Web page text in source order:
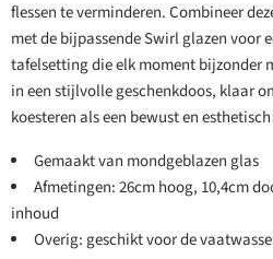
flessen te verminderen. Combineer
met de bijpassende Swirl glazen voor
tafelsetting die elk moment bijzonder
in een stijlvolle geschenkdoos, klaar
koesteren als een bewust en
Gemaakt van mondgeblazen glas
Afmetingen: 26cm hoog, 10,4cm
inhoud
Overig: geschikt voor de